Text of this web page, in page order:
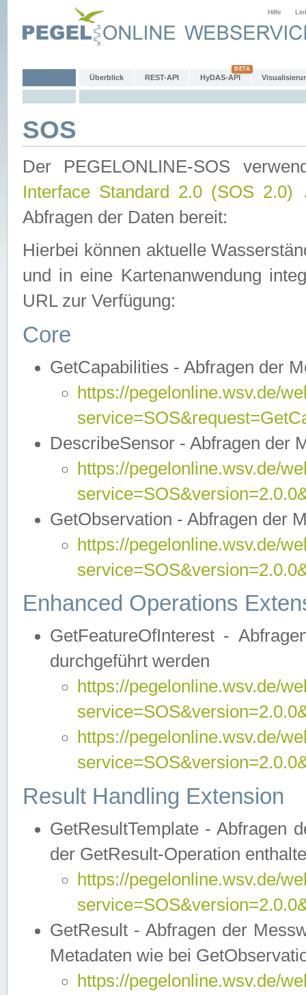
Hilfe
Überblick REST-API HyDAS-API
SOS
Der PEGELONLINE-SOS
Interface Standard 2.0 (SOS 2.0)
Abfragen der Daten bereit:
Hierbei können aktuelle
und in eine Kartenanwendung
URL zur Verfügung:
Core
GetCapabilities - Abfragen der
https://pegelonline.wsv.de/
DescribeSensor - Abfragen der
https://pegelonline.wsv.de/
GetObservation - Abfragen der
https://pegelonline.wsv.de/
Enhanced Operations
GetFeatureOfInterest -
durchgeführt werden
https://pegelonline.wsv.de/
https://pegelonline.wsv.de/
Result Handling Extension
GetResultTemplate - Abfragen
der GetResult-Operation
https://pegelonline.wsv.de/
GetResult - Abfragen der
Metadaten wie bei
https://pegelonline.wsv.de/